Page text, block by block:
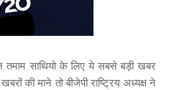
साथियो के लिए ये सबसे बड़ी खबर
की माने तो बीजेपी राष्ट्रिय अध्यक्ष ने